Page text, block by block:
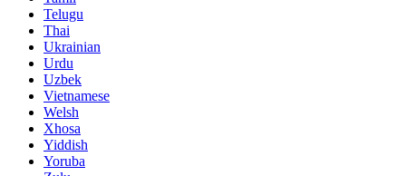
Telugu
Thai
Ukrainian
Urdu
Uzbek
Vietnamese
Welsh
Xhosa
Yiddish
Yoruba